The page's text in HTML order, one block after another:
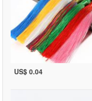
US$ 0.04